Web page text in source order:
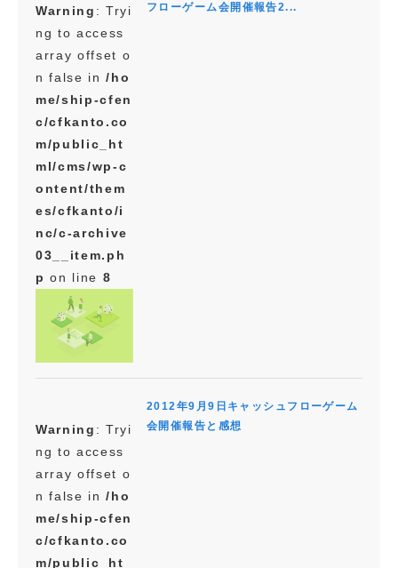
Warning : Tryi
ng to access
array offset o
n false in/ho
me/ship-cfen
c/cfkanto.co
m/public_ht
ml/cms/wp-c
ontent/them
es/cfkanto/i
nc/c-archive
03__item.ph
p on line 8
フローゲーム会開催報告2...
Warning : Tryi
ng to access
array offset o
n false in/ho
me/ship-cfen
c/cfkanto.co
m/public_ht
2012年9月9日キャッシュフローゲーム
会開催報告と感想